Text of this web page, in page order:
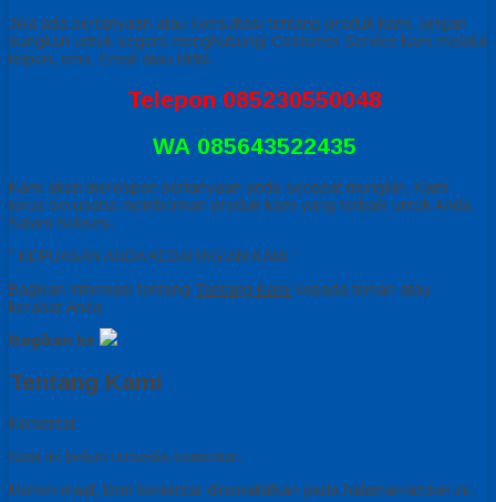
Jika ada pertanyaan atau konsultasi tentang produk kami, jangan
sungkan untuk segera menghubungi Costumer Service kami melalui
telpon, sms, Email atau BBM.
Telepon 085230550048
WA 085643522435
Kami akan merespon pertanyaan anda secepat mungkin. Kami
terus berusaha memberikan produk kami yang terbaik untuk Anda.
Salam Sukses.
” KEPUASAN ANDA KEBAHAGIAN KAMI ”
Bagikan informasi tentang Tentang Kami kepada teman atau
kerabat Anda
Bagikan ke
Tentang Kami
Komentar
Saat ini belum tersedia komentar.
Mohon maaf, form komentar dinonaktifkan pada halaman/artikel ini.